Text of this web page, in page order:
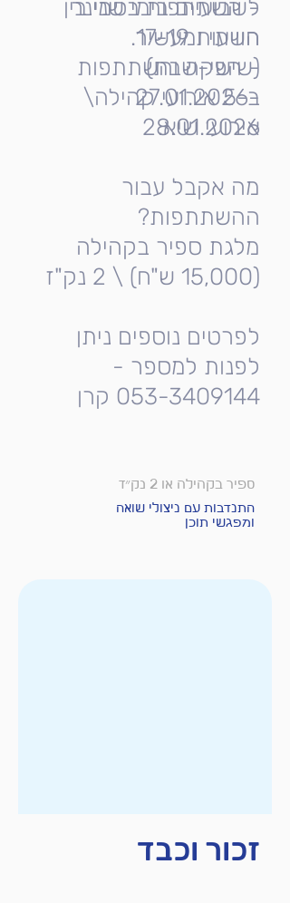
לשבועיים בימי שני בין
השעות 17-19.
- השתתפות בסמינר
חוויתי ומעשיר
(שישי-שבת)
27.01.2026-
28.01.2026
- הפקה והשתתפות
ב-5 אירועי קהילה\
אירועי שיא.
מה אקבל עבור
ההשתתפות?
מלגת ספיר בקהילה
(15,000 ש"ח) \ 2 נק"ז
לפרטים נוספים ניתן
לפנות למספר -
053-3409144 קרן
ספיר בקהילה או 2 נק״ז
התנדבות עם ניצולי שואה
ומפגשי תוכן
זכור וכבד